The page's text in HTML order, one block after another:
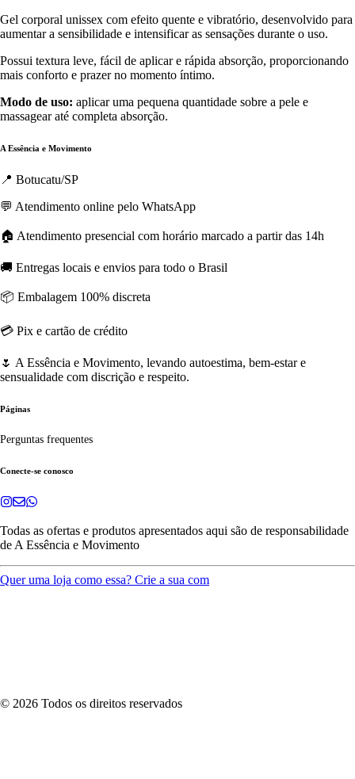
Gel corporal unissex com efeito quente e vibratório, desenvolvido para
aumentar a sensibilidade e intensificar as sensações durante o uso.
Possui textura leve, fácil de aplicar e rápida absorção, proporcionando
mais conforto e prazer no momento íntimo.
Modo de uso: aplicar uma pequena quantidade sobre a pele e
massagear até completa absorção.
A Essência e Movimento
📍 Botucatu/SP
💬 Atendimento online pelo WhatsApp
🏠 Atendimento presencial com horário marcado a partir das 14h
🚚 Entregas locais e envios para todo o Brasil
📦 Embalagem 100% discreta
💳 Pix e cartão de crédito
🌷 A Essência e Movimento, levando autoestima, bem-estar e
sensualidade com discrição e respeito.
Páginas
Perguntas frequentes
Conecte-se conosco
Todas as ofertas e produtos apresentados aqui são de responsabilidade
de A Essência e Movimento
Quer uma loja como essa? Crie a sua com
© 2026 Todos os direitos reservados